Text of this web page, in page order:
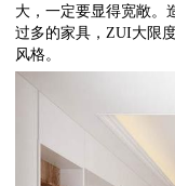
大，一定要显得宽敞。
过多的家具，ZUI大限
风格。